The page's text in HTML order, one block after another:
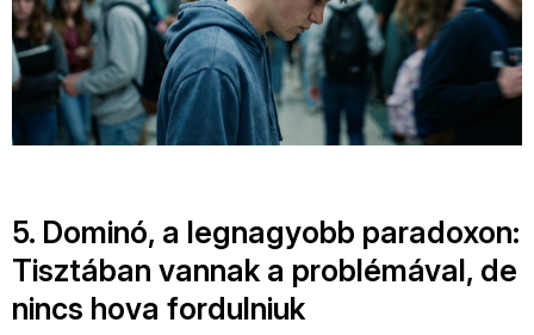
5. Dominó, a legnagyobb paradoxon:
Tisztában vannak a problémával, de
nincs hova fordulniuk